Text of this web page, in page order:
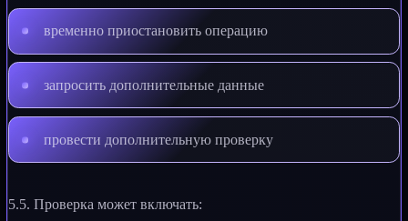
временно приостановить операцию
запросить дополнительные данные
провести дополнительную проверку
5.5. Проверка может включать: